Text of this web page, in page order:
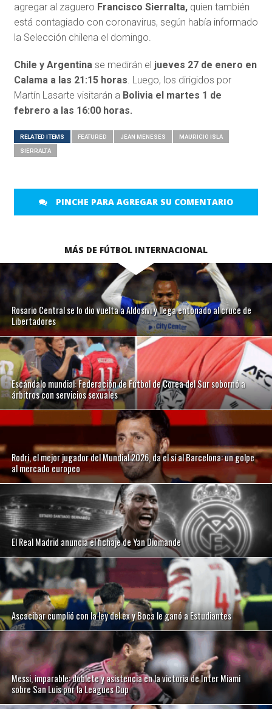
agregar al zaguero Francisco Sierralta,quien también
está contagiado con coronavirus, según había informado
la Selección chilena el domingo.
Chile y Argentina se medirán el jueves 27 de enero en
Calama a las 21:15 horas . Luego, los dirigidos por
Martín Lasarte visitarán a Bolivia el martes 1 de
febrero a las 16:00 horas.
RELATED ITEMS FEATURED JEAN MENESES MAURICIO ISLA
SIERRALTA
PINCHE PARA AGREGAR SU COMENTARIO
MÁS DE FÚTBOL INTERNACIONAL
Rosario Central se lo dio vuelta a Aldosivi y llega entonado al cruce de
Libertadores
Escándalo mundial: Federación de Fútbol de Corea del Sur sobornó a
árbitros con servicios sexuales
Rodri, el mejor jugador del Mundial 2026, da el sí al Barcelona: un golpe
al mercado europeo
El Real Madrid anuncia el fichaje de Yan Diomande
Ascacibar cumplió con la ley del ex y Boca le ganó a Estudiantes
Messi, imparable: doblete y asistencia en la victoria de Inter Miami
sobre San Luis por la Leagues Cup